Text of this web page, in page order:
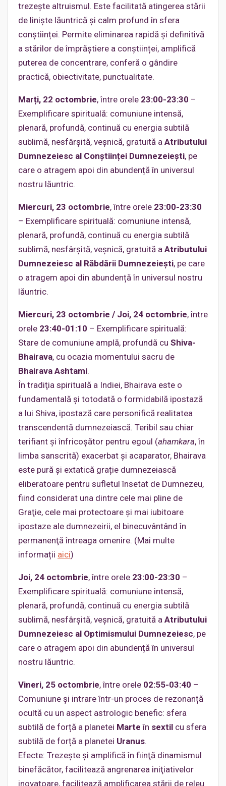
trezeşte altruismul. Este facilitată atingerea stării
de linişte lăuntrică şi calm profund în sfera
conștiinței. Permite eliminarea rapidă şi definitivă
a stărilor de împrăştiere a conștiinței, amplifică
puterea de concentrare, conferă o gândire
practică, obiectivitate, punctualitate.
Marți, 22 octombrie, între orele 23:00-23:30 –
Exemplificare spirituală: comuniune intensă,
plenară, profundă, continuă cu energia subtilă
sublimă, nesfârșită, veșnică, gratuită a Atributului
Dumnezeiesc al Conștiinței Dumnezeiești, pe
care o atragem apoi din abundență în universul
nostru lăuntric.
Miercuri, 23 octombrie, între orele 23:00-23:30
– Exemplificare spirituală: comuniune intensă,
plenară, profundă, continuă cu energia subtilă
sublimă, nesfârșită, veșnică, gratuită a Atributului
Dumnezeiesc al Răbdării Dumnezeiești, pe care
o atragem apoi din abundență în universul nostru
lăuntric.
Miercuri, 23 octombrie / Joi, 24 octombrie, între
orele 23:40-01:10 – Exemplificare spirituală:
Stare de comuniune amplă, profundă cu Shiva-
Bhairava, cu ocazia momentului sacru de
Bhairava Ashtami.
În tradiţia spirituală a Indiei, Bhairava este o
fundamentală şi totodată o formidabilă ipostază
a lui Shiva, ipostază care personifică realitatea
transcendentă dumnezeiască. Teribil sau chiar
terifiant și înfricoșător pentru egoul (ahamkara, în
limba sanscrită) exacerbat și acaparator, Bhairava
este pură și extatică grație dumnezeiască
eliberatoare pentru sufletul însetat de Dumnezeu,
fiind considerat una dintre cele mai pline de
Graţie, cele mai protectoare şi mai iubitoare
ipostaze ale dumnezeirii, el binecuvântând în
permanenţă întreaga omenire. (Mai multe
informații aici)
Joi, 24 octombrie, între orele 23:00-23:30 –
Exemplificare spirituală: comuniune intensă,
plenară, profundă, continuă cu energia subtilă
sublimă, nesfârșită, veșnică, gratuită a Atributului
Dumnezeiesc al Optimismului Dumnezeiesc, pe
care o atragem apoi din abundență în universul
nostru lăuntric.
Vineri, 25 octombrie, între orele 02:55-03:40 –
Comuniune și intrare într-un proces de rezonanță
ocultă cu un aspect astrologic benefic: sfera
subtilă de forță a planetei Marte în sextil cu sfera
subtilă de forță a planetei Uranus.
Efecte: Trezeşte şi amplifică în fiinţă dinamismul
binefăcător, facilitează angrenarea iniţiativelor
inovatoare, facilitează amplificarea stării de releu